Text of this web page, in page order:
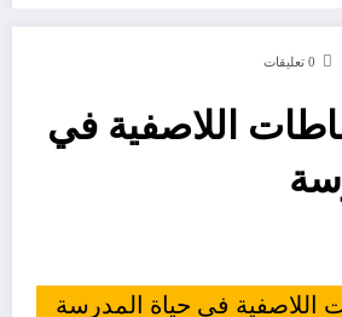
0 تعليقات
اللاصفية في
اللاصفية في حياة المدرسة